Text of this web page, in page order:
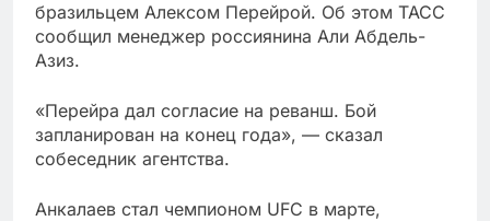
бразильцем Алексом Перейрой. Об этом ТАСС
сообщил менеджер россиянина Али Абдель-
Азиз.
«Перейра дал согласие на реванш. Бой
запланирован на конец года», — сказал
собеседник агентства.
Анкалаев стал чемпионом UFC в марте,